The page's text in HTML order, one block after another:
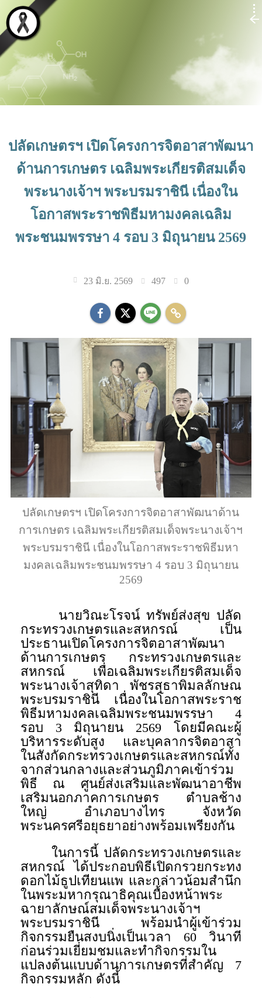
ปลัดเกษตรฯ เปิดโครงการจิตอาสาพัฒนา
ด้านการเกษตร เฉลิมพระเกียรติสมเด็จ
พระนางเจ้าฯ พระบรมราชินี เนื่องใน
โอกาสพระราชพิธีมหามงคลเฉลิม
พระชนมพรรษา 4 รอบ 3 มิถุนายน 2569
23 มิ.ย. 2569 497 0
ปลัดเกษตรฯ เปิดโครงการจิตอาสาพัฒนาด้าน
การเกษตร เฉลิมพระเกียรติสมเด็จพระนางเจ้าฯ
พระบรมราชินี เนื่องในโอกาสพระราชพิธีมหา
มงคลเฉลิมพระชนมพรรษา 4 รอบ 3 มิถุนายน
2569
นายวิณะโรจน์ ทรัพย์ส่งสุข ปลัด
กระทรวงเกษตรและสหกรณ์ เป็น
ประธานเปิดโครงการจิตอาสาพัฒนา
ด้านการเกษตร กระทรวงเกษตรและ
สหกรณ์ เพื่อเฉลิมพระเกียรติสมเด็จ
พระนางเจ้าสุทิดา พัชรสุธาพิมลลักษณ
พระบรมราชินี เนื่องในโอกาสพระราช
พิธีมหามงคลเฉลิมพระชนมพรรษา 4
รอบ 3 มิถุนายน 2569 โดยมีคณะผู้
บริหารระดับสูง และบุคลากรจิตอาสา
ในสังกัดกระทรวงเกษตรและสหกรณ์ทั้ง
จากส่วนกลางและส่วนภูมิภาคเข้าร่วม
พิธี ณ ศูนย์ส่งเสริมและพัฒนาอาชีพ
เสริมนอกภาคการเกษตร ตำบลช้าง
ใหญ่ อำเภอบางไทร จังหวัด
พระนครศรีอยุธยาอย่างพร้อมเพรียงกัน
ในการนี้ ปลัดกระทรวงเกษตรและ
สหกรณ์ ได้ประกอบพิธีเปิดกรวยกระทง
ดอกไม้ธูปเทียนแพ และกล่าวน้อมสำนึก
ในพระมหากรุณาธิคุณเบื้องหน้าพระ
ฉายาลักษณ์สมเด็จพระนางเจ้าฯ
พระบรมราชินี พร้อมนำผู้เข้าร่วม
กิจกรรมยืนสงบนิ่งเป็นเวลา 60 วินาที
ก่อนร่วมเยี่ยมชมและทำกิจกรรมใน
แปลงต้นแบบด้านการเกษตรที่สำคัญ 7
กิจกรรมหลัก ดังนี้